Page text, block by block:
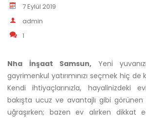
7 Eylül 2019
admin
1
Nha İnşaat Samsun, Yeni
gayrimenkul yatırımınızı seçmek hiç
Kendi ihtiyaçlarınızla, hayalinizdeki
bakışta ucuz ve avantajlı gibi
uğraşırken; bazen ev alırken dikkat